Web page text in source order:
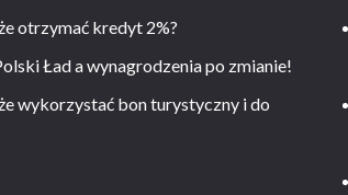
otrzymać kredyt 2%?
Ład a wynagrodzenia po zmianie!
wykorzystać bon turystyczny i do